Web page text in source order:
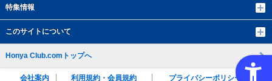
特集情報
このサイトについて
Honya Club.comトップへ
会社案内 利用規約・会員規約 プライバシーポリシー